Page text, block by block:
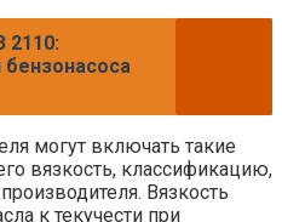
2110:
бензонасоса
могут включать такие
вязкость, классификацию,
Вязкость
к текучести при